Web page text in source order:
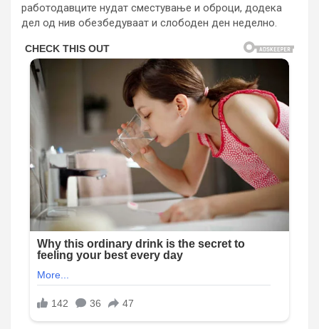
работодавците нудат сместување и оброци, додека
дел од нив обезбедуваат и слободен ден неделно.